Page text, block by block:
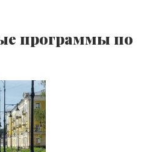
программы по